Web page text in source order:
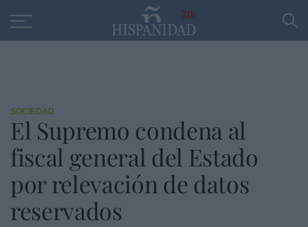
30
SOCIEDAD
El Supremo condena al
fiscal general del Estado
por relevación de datos
reservados